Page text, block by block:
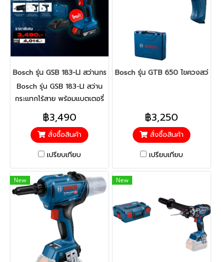
Bosch รุ่น GSB 183-LI สว่านกระแทกไร้สาย พร้อมแบตเตอรี่ x 1 และแ
Bosch รุ่น GSB 183-LI สว่าน
กระแทกไร้สาย พร้อมแบตเตอรี่
x 1 และแท่นชาร์จ
฿3,490
สั่งซื้อสินค้า
เปรียบเทียบ
Bosch รุ่น GTB 650 ไขควงสว่าน
฿3,250
สั่งซื้อสินค้า
เปรียบเทียบ
New New